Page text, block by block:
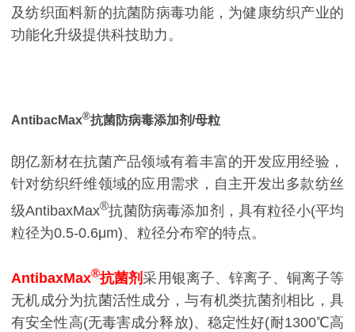
及纺织面料新的抗菌防病毒功能，为健康纺织产业的
功能化升级提供科技助力。
AntibacMax®抗菌防病毒添加剂/母粒
朗亿新材在抗菌产品领域有着丰富的开发应用经验，
针对纺织纤维领域的应用需求，自主开发出多款纺丝
级AntibaxMax®抗菌防病毒添加剂，具有粒径小(平均
粒径为0.5-0.6μm)、粒径分布窄的特点。
AntibaxMax®抗菌剂采用银离子、锌离子、铜离子等
无机成分为抗菌活性成分，与有机类抗菌剂相比，具
有安全性高(无毒害成分释放)、稳定性好(耐1300℃高